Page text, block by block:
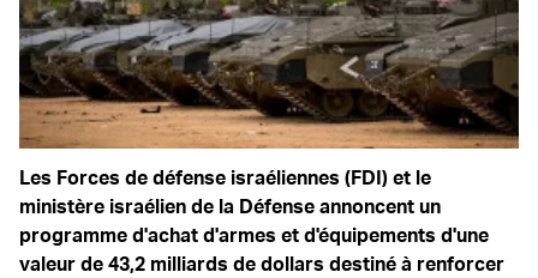
Les Forces de défense israéliennes (FDI) et le
ministère israélien de la Défense annoncent un
programme d'achat d'armes et d'équipements d'une
valeur de 43,2 milliards de dollars destiné à renforcer